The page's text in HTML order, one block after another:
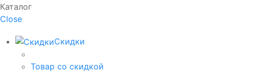
Каталог
Close
Скидки
Товар со скидкой